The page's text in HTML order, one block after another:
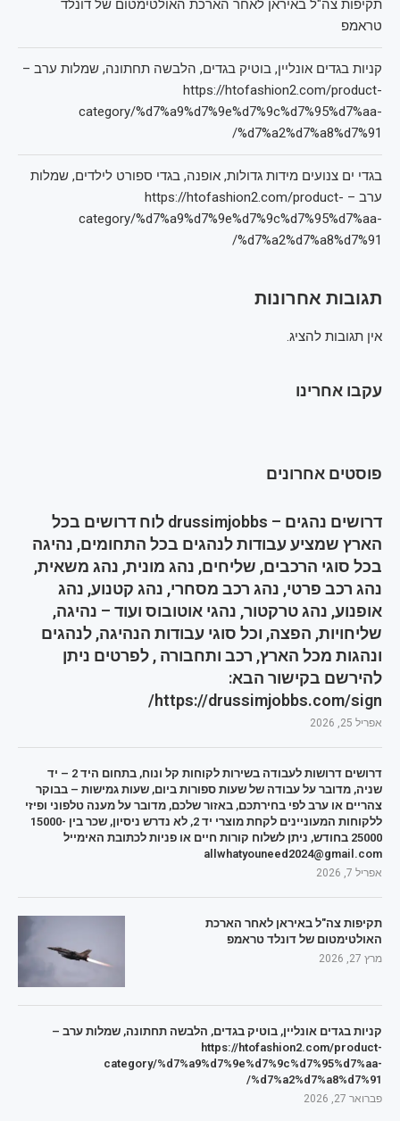
תקיפות צה"ל באיראן לאחר הארכת האולטימטום של דונלד
טראמפ
קניות בגדים אונליין, בוטיק בגדים, הלבשה תחתונה, שמלות ערב –
https://htofashion2.com/product-
category/%d7%a9%d7%9e%d7%9c%d7%95%d7%aa-
%d7%a2%d7%a8%d7%91/
בגדי ים צנועים מידות גדולות, אופנה, בגדי ספורט לילדים, שמלות
ערב – https://htofashion2.com/product-
category/%d7%a9%d7%9e%d7%9c%d7%95%d7%aa-
%d7%a2%d7%a8%d7%91/
תגובות אחרונות
אין תגובות להציג.
עקבו אחרינו
פוסטים אחרונים
דרושים נהגים – drussimjobbs לוח דרושים בכל
הארץ שמציע עבודות לנהגים בכל התחומים, נהיגה
בכל סוגי הרכבים, שליחים, נהג מונית, נהג משאית,
נהג רכב פרטי, נהג רכב מסחרי, נהג קטנוע, נהג
אופנוע, נהג טרקטור, נהגי אוטובוס ועוד – נהיגה,
שליחויות, הפצה, וכל סוגי עבודות הנהיגה, לנהגים
ונהגות מכל הארץ, רכב ותחבורה , לפרטים ניתן
להירשם בקישור הבא:
https://drussimjobbs.com/sign/
אפריל 25, 2026
דרושים דרושות לעבודה בשירות לקוחות קל ונוח, בתחום היד 2 – יד
שניה, מדובר על עבודה של שעות ספורות ביום, שעות גמישות – בבוקר
צהריים או ערב לפי בחירתכם, באזור שלכם, מדובר על מענה טלפוני ופיזי
ללקוחות המעוניינים לקחת מוצרי יד 2, לא נדרש ניסיון, שכר בין 15000-
25000 בחודש, ניתן לשלוח קורות חיים או פניות לכתובת האימייל
allwhatyouneed2024@gmail.com
אפריל 7, 2026
תקיפות צה"ל באיראן לאחר הארכת
האולטימטום של דונלד טראמפ
מרץ 27, 2026
קניות בגדים אונליין, בוטיק בגדים, הלבשה תחתונה, שמלות ערב –
https://htofashion2.com/product-
category/%d7%a9%d7%9e%d7%9c%d7%95%d7%aa-
%d7%a2%d7%a8%d7%91/
פברואר 27, 2026